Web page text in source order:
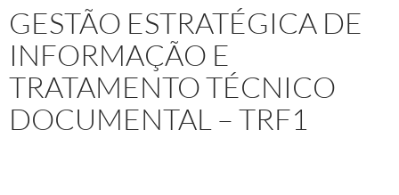
GESTÃO ESTRATÉGICA DE
INFORMAÇÃO E
TRATAMENTO TÉCNICO
DOCUMENTAL – TRF1